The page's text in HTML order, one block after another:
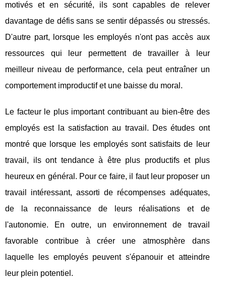
motivés et en sécurité, ils sont capables de relever
davantage de défis sans se sentir dépassés ou stressés.
D'autre part, lorsque les employés n'ont pas accès aux
ressources qui leur permettent de travailler à leur
meilleur niveau de performance, cela peut entraîner un
comportement improductif et une baisse du moral.
Le facteur le plus important contribuant au bien-être des
employés est la satisfaction au travail. Des études ont
montré que lorsque les employés sont satisfaits de leur
travail, ils ont tendance à être plus productifs et plus
heureux en général. Pour ce faire, il faut leur proposer un
travail intéressant, assorti de récompenses adéquates,
de la reconnaissance de leurs réalisations et de
l'autonomie. En outre, un environnement de travail
favorable contribue à créer une atmosphère dans
laquelle les employés peuvent s'épanouir et atteindre
leur plein potentiel.